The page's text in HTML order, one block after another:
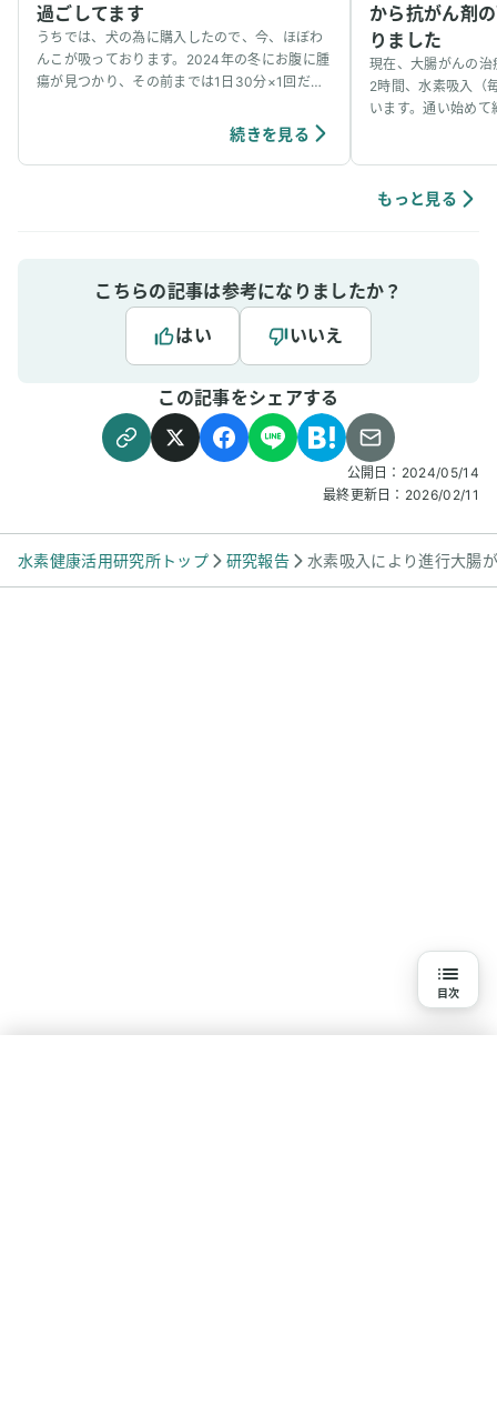
過ごしてます
うちでは、犬の為に購入したので、今、ほぼわ
んこが吸っております。2024年の冬にお腹に腫
瘍が見つかり、その前までは1日30分×1回だっ
す。今のところ、抗がん剤の副作用もほぼなく
の間でも水素吸入が当たり前のことのように広
続きを見る
から抗がん剤
りました
現在、大腸がんの
2時間、水素吸入（
います。通い始め
たのですが、今で
(2025/12/31）：12
で血液検査で表示
らず、今回のCT検
見られず、石化し
みとのことでした。
もっと見る
こちらの記事は参考になりましたか？
はい
いいえ
この記事をシェアする
公開日： 2024/05/14
最終更新日： 2026/02/11
水素健康活用研究所トップ 研究報告 水素吸入により進行大腸
目次